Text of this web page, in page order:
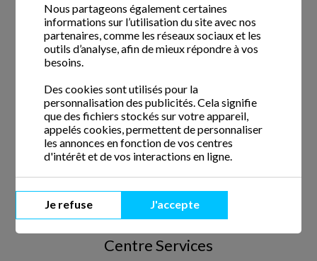
Nous partageons également certaines
informations sur l’utilisation du site avec nos
partenaires, comme les réseaux sociaux et les
outils d’analyse, afin de mieux répondre à vos
besoins.
Des cookies sont utilisés pour la
personnalisation des publicités. Cela signifie
que des fichiers stockés sur votre appareil,
appelés cookies, permettent de personnaliser
les annonces en fonction de vos centres
d'intérêt et de vos interactions en ligne.
Je refuse J'accepte
Blog
Le fonctionnement
Crédit d'impôt
Avance du crédit d'impôt
CESU
Nous écrire
Centre Services